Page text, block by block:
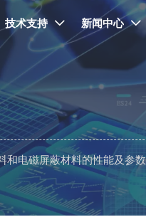
技术支持  新闻中心 
和电磁屏蔽材料的性能及参数